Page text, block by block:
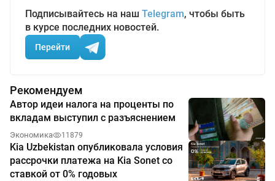
Подписывайтесь на наш Telegram, чтобы быть
в курсе последних новостей.
Перейти
Рекомендуем
Автор идеи налога на проценты по
вкладам выступил с разъяснением
Экономика 11879
Kia Uzbekistan опубликовала условия
рассрочки платежа на Kia Sonet со
ставкой от 0% годовых